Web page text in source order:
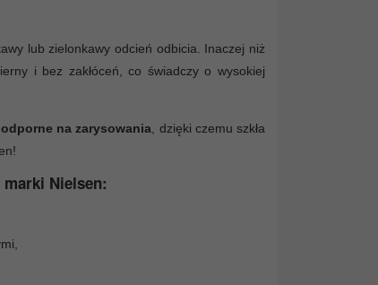
lub zielonkawy odcień odbicia. Inaczej niż
i bez zakłóceń, co świadczy o wysokiej
na zarysowania , dzięki czemu szkła
Nielsen: